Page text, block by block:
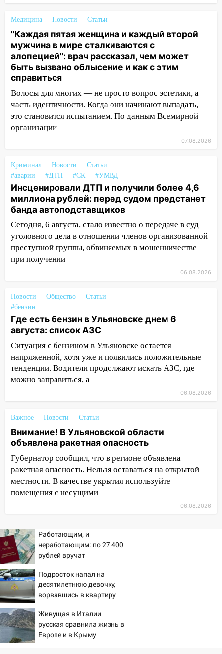
11:20
Валерия Клейменова выиграла два
золота в составе сборной мира
11:16 В Ульяновске открыли памятную
доску декабристу Кондратию Рылееву
10:40 В Ульяновске спасатели ночью
нашли потерявшегося в заброшенных
садах 79-летнего мужчину
На нескольких улицах Ульяновска
10:14
В Ульяновске двоих участников
коррупционной схемы при ЦГКБ
отправили в колонию на 7 и 8 лет
09:52 Ночью беспилотники сбили над
соседними Татарстаном и Саратовской
областью
09:41 Диана Шурыгина уверовала в
Бога в СИЗО
В Ульяновске директора фирмы
млн рублей
08:22 Подросток на питбайке сбил
велосипедистку: пострадали двое
07:20 Жара возвращается: ожидается
знойный и сухой четверг
06:00 Под Ульяновском при развороте
пострадал 38-летний водитель
05:00
«Каждая пятая женщина и каждый
второй мужчина в мире сталкиваются с
алопецией»: врач рассказал, чем может
быть вызвано облысение и как с этим
справиться
03:30 Гороскоп на 7 августа: пятница
принесет прилив творческой энергии и
отличные шансы исправить старые
23:20
Прогноз погоды на 7 августа в
Ульяновской области
20:04
посвящённый Дню воздушного флота
России
19:12
В Ульяновской области
руководителя частной компании
наказали за сокрытие прошлого своего
сотрудник
Медицина Новости Статьи
"Каждая пятая женщина и каждый второй
мужчина в мире сталкиваются с
алопецией": врач рассказал, чем может
быть вызвано облысение и как с этим
справиться
Волосы для многих — не просто вопрос эстетики, а
часть идентичности. Когда они начинают выпадать,
это становится испытанием. По данным Всемирной
организации
07.08.2026
Криминал Новости
Статьи
#аварии
#ДТП #СК #УМВД
Инсценировали ДТП и получили более 4,6
миллиона рублей: перед судом предстанет
банда автоподставщиков
Сегодня, 6 августа, стало известно о передаче в суд
уголовного дела в отношении членов организованной
преступной группы, обвиняемых в мошенничестве
при получении
06.08.2026
Новости Общество
Статьи
#бензин
Где есть бензин в Ульяновске днем 6
августа: список АЗС
Ситуация с бензином в Ульяновске остается
напряженной, хотя уже и появились положительные
тенденции. Водители продолжают искать АЗС, где
можно заправиться, а
06.08.2026
Важное Новости Статьи
Внимание! В Ульяновской области
объявлена ракетная опасность
Губернатор сообщил, что в регионе объявлена
ракетная опасность. Нельзя оставаться на открытой
местности. В качестве укрытия используйте
помещения с несущими
06.08.2026
Работающим, и
неработающим: по 27 400
рублей вручат
PrimaMedia.ru
Подросток напал на
десятилетнюю девочку,
ворвавшись в квартиру
Живущая в Италии
русская сравнила жизнь в
Европе и в Крыму